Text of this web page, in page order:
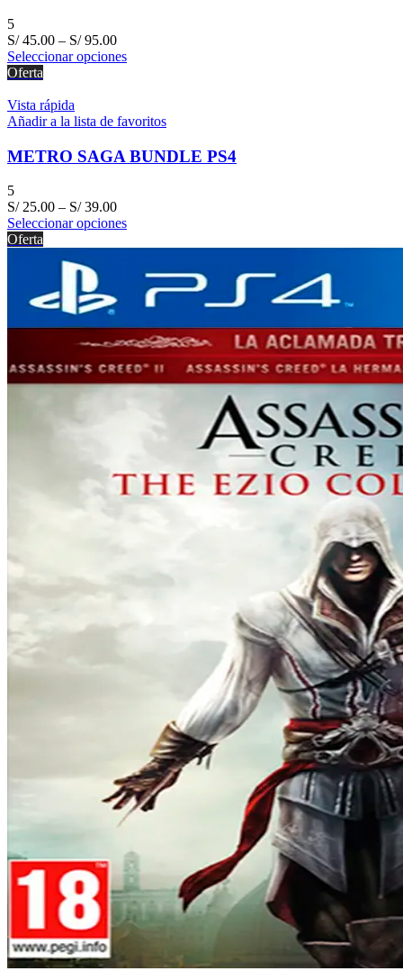
5
S/45.00 – S/95.00
Seleccionar opciones
Oferta
Vista rápida
Añadir a la lista de favoritos
METRO SAGA BUNDLE PS4
5
S/25.00 – S/39.00
Seleccionar opciones
Oferta